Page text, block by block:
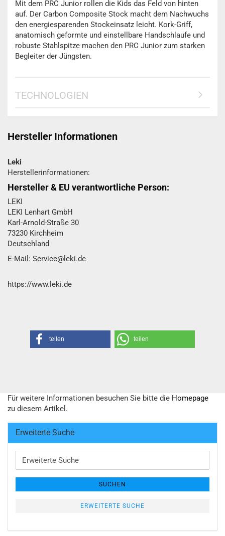
Mit dem PRC Junior rollen die Kids das Feld von hinten
auf. Der Carbon Composite Stock macht dem Nachwuchs
den energiesparenden Stockeinsatz leicht. Kork-Griff,
anatomisch geformte und einstellbare Handschlaufe und
robuste Stahlspitze machen den PRC Junior zum starken
Begleiter der Jüngsten.
TECHNOLOGIEN
Hersteller Informationen
Leki
Herstellerinformationen:
Hersteller & EU verantwortliche Person:
LEKI
LEKI Lenhart GmbH
Karl-Arnold-Straße 30
73230 Kirchheim
Deutschland
E-Mail: Service@leki.de
https://www.leki.de
teilen teilen
Für weitere Informationen besuchen Sie bitte die Homepage
zu diesem Artikel.
Erweiterte Suche
Erweiterte
Suche
SUCHEN
ERWEITERTE SUCHE